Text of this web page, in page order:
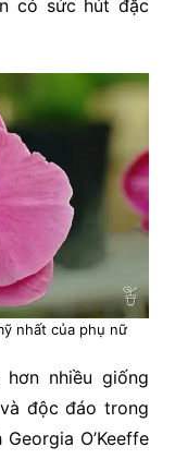
có sức hút đặc
nhất của phụ nữ
nhiều giống
độc đáo trong
O’Keeffe